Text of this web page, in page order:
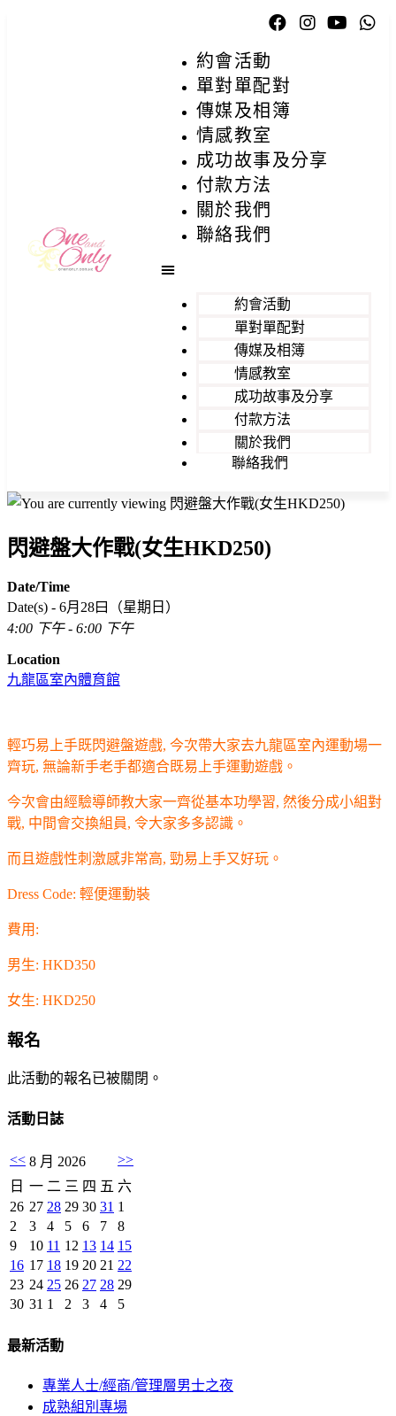
約會活動
單對單配對
傳媒及相簿
情感教室
成功故事及分享
付款方法
關於我們
聯絡我們
約會活動
單對單配對
傳媒及相簿
情感教室
成功故事及分享
付款方法
關於我們
聯絡我們
閃避盤大作戰(女生HKD250)
Date/Time
Date(s) - 6月28曰（星期日）
4:00 下午 - 6:00 下午
Location
九龍區室內體育館
輕巧易上手既閃避盤遊戲, 今次帶大家去九龍區室內運動場一
齊玩, 無論新手老手都適合既易上手運動遊戲。
今次會由經驗導師教大家一齊從基本功學習, 然後分成小組對
戰, 中間會交換組員, 令大家多多認識。
而且遊戲性刺激感非常高, 勁易上手又好玩。
Dress Code: 輕便運動裝
費用:
男生: HKD350
女生: HKD250
報名
此活動的報名已被關閉。
活動日誌
<< 8 月 2026
>>
日 一 二 三 四 五 六
26 27 28 29 30 31 1
2
3 4 5 6 7
8
9
10 11 12 13 14 15
16 17 18 19 20 21 22
23 24 25 26 27 28 29
30 31 1 2 3 4 5
最新活動
專業人士/經商/管理層男士之夜
成熟組別專場